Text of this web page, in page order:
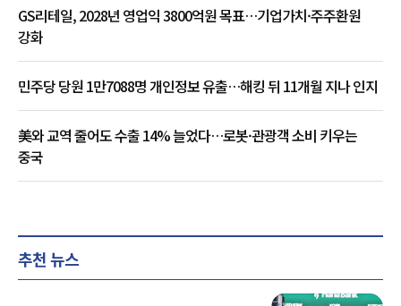
GS리테일, 2028년 영업익 3800억원 목표…기업가치·주주환원
강화
민주당 당원 1만7088명 개인정보 유출…해킹 뒤 11개월 지나 인지
美와 교역 줄어도 수출 14% 늘었다…로봇·관광객 소비 키우는
중국
추천 뉴스